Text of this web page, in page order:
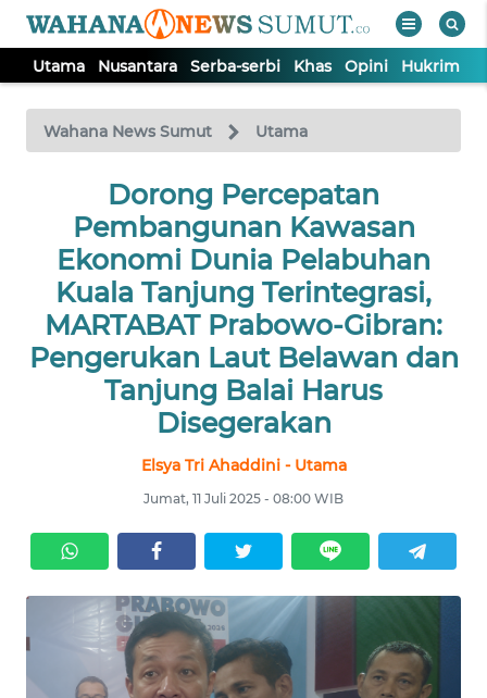
Utama Nusantara Serba-serbi Khas Opini Hukrim
Wahana News Sumut Utama
Dorong Percepatan
Pembangunan Kawasan
Ekonomi Dunia Pelabuhan
Kuala Tanjung Terintegrasi,
MARTABAT Prabowo-Gibran:
Pengerukan Laut Belawan dan
Tanjung Balai Harus
Disegerakan
Elsya Tri Ahaddini - Utama
Jumat, 11 Juli 2025 - 08:00 WIB
TV
Tutup
NUSANTARA
SERBA-
SERBI
Informasi
INDEKS